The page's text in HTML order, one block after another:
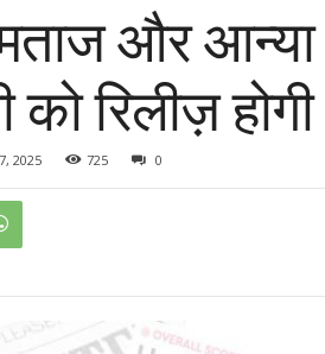
और आन्या
रिलीज़ होगी
2025 725 0